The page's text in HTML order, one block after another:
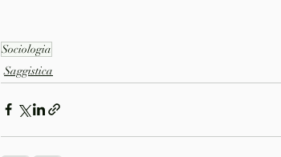
Sociologia
Saggistica